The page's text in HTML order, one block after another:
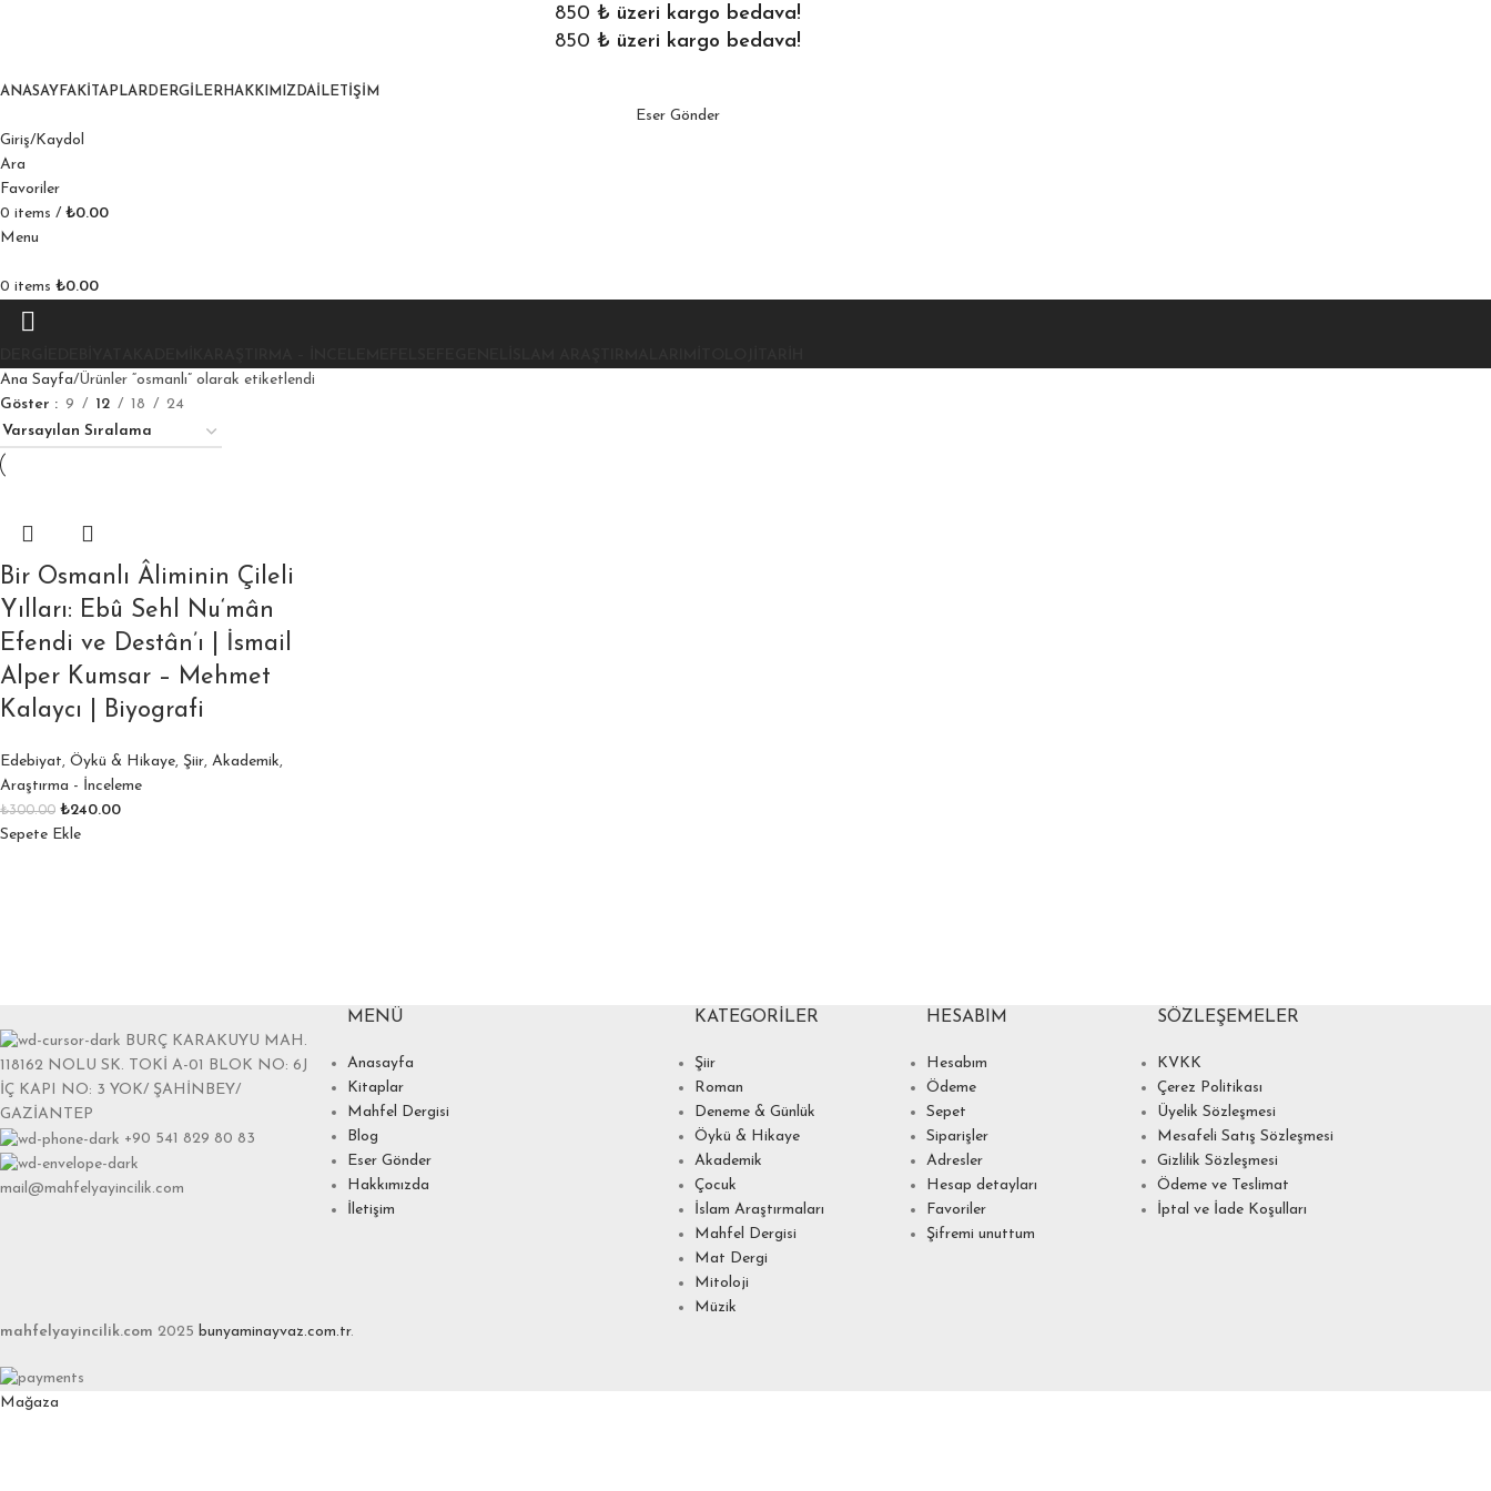
850 ₺ üzeri kargo bedava!
850 ₺ üzeri kargo bedava!
ANASAYFA KITAPLAR DERGILER HAKKIMIZDA İLETIŞIM
Eser Gönder
Giriş/Kaydol
Ara
Favoriler
0 items / ₺0.00
Menu
0 items ₺0.00
Ana Sayfa Ürünler “osmanlı” olarak etiketlendi
Göster
9 12 18 24
Bir Osmanlı Âliminin Çileli
Yılları: Ebû Sehl Nu‘mân
Efendi ve Destân’ı | İsmail
Alper Kumsar – Mehmet
Kalaycı | Biyografi
Edebiyat, Öykü & Hikaye, Şiir, Akademik,
Araştırma - İnceleme
₺300.00 ₺240.00
Sepete Ekle
BURÇ KARAKUYU MAH.
118162 NOLU SK. TOKİ A-01 BLOK NO: 6J
İÇ KAPI NO: 3 YOK/ ŞAHİNBEY/
GAZİANTEP
+90 541 829 80 83
mail@mahfelyayincilik.com
MENÜ
Anasayfa
Kitaplar
Mahfel Dergisi
Blog
Eser Gönder
Hakkımızda
İletişim
KATEGORILER
Şiir
Roman
Deneme & Günlük
Öykü & Hikaye
Akademik
Çocuk
İslam Araştırmaları
Mahfel Dergisi
Mat Dergi
Mitoloji
Müzik
HESABIM
Hesabım
Ödeme
Sepet
Siparişler
Adresler
Hesap detayları
Favoriler
Şifremi unuttum
SÖZLEŞEMELER
KVKK
Çerez Politikası
Üyelik Sözleşmesi
Mesafeli Satış Sözleşmesi
Gizlilik Sözleşmesi
Ödeme ve Teslimat
İptal ve İade Koşulları
mahfelyayincilik.com 2025 bunyaminayvaz.com.tr.
Mağaza